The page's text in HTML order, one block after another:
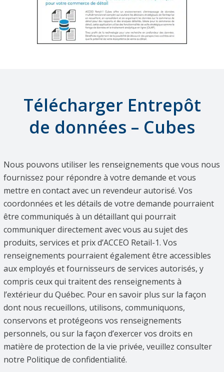
Télécharger Entrepôt
de données – Cubes
Nous pouvons utiliser les renseignements que vous nous
fournissez pour répondre à votre demande et vous
mettre en contact avec un revendeur autorisé. Vos
coordonnées et les détails de votre demande pourraient
être communiqués à un détaillant qui pourrait
communiquer directement avec vous au sujet des
produits, services et prix d’ACCEO Retail-1. Vos
renseignements pourraient également être accessibles
aux employés et fournisseurs de services autorisés, y
compris ceux qui traitent des renseignements à
l’extérieur du Québec. Pour en savoir plus sur la façon
dont nous recueillons, utilisons, communiquons,
conservons et protégeons vos renseignements
personnels, ou sur la façon d’exercer vos droits en
matière de protection de la vie privée, veuillez consulter
notre Politique de confidentialité.